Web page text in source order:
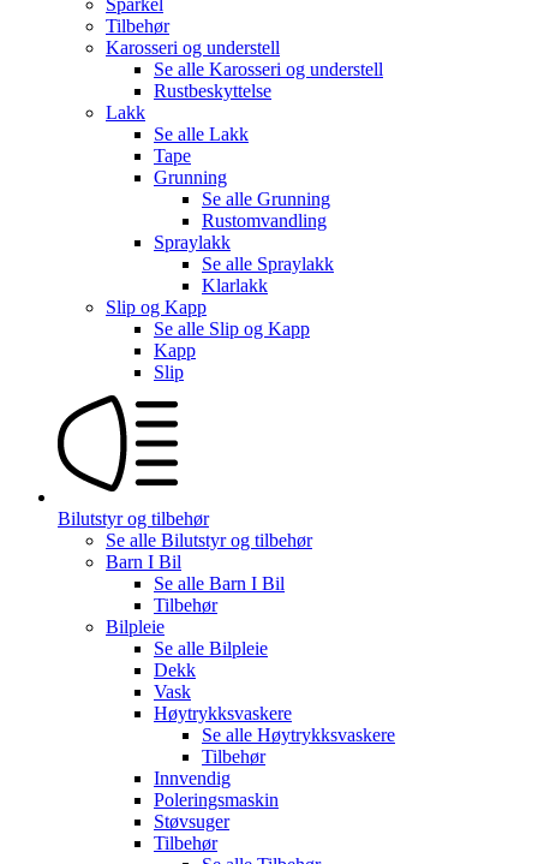
Tilbehør
Karosseri og understell
Se alle Karosseri og understell
Rustbeskyttelse
Lakk
Se alle Lakk
Tape
Grunning
Se alle Grunning
Rustomvandling
Spraylakk
Se alle Spraylakk
Klarlakk
Slip og Kapp
Se alle Slip og Kapp
Kapp
Slip
Bilutstyr og tilbehør
Se alle Bilutstyr og tilbehør
Barn I Bil
Se alle Barn I Bil
Tilbehør
Bilpleie
Se alle Bilpleie
Dekk
Vask
Høytrykksvaskere
Se alle Høytrykksvaskere
Tilbehør
Innvendig
Poleringsmaskin
Støvsuger
Tilbehør